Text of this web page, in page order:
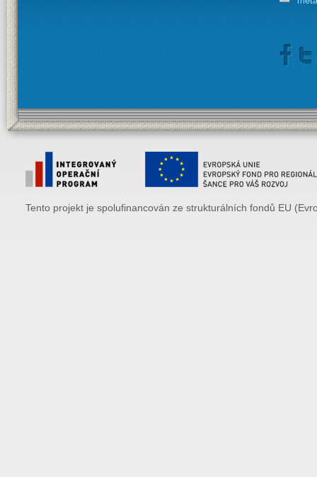
Tento projekt je spolufinancován ze strukturálních fondů EU